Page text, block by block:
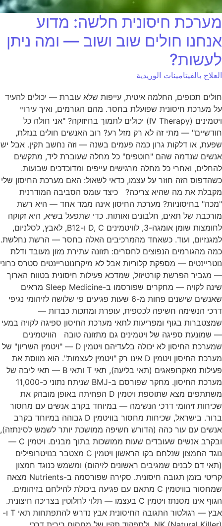
מערכת חיסונית חלשה: מדוע
אנחנו חולים שוב ושוב — ומה ניתן
לעשות?
العلاج بالفيتامينات الوريدية
חולים תכופים, החלמה איטית, עייפות שלא עוברת — יכולים להעיד
על מערכת חיסונית שפועלת בחסר. מהם הגורמים, ואיך עירויי
ויטמינים (IV Therapy) יכולים לתמוך בחיזוקה? "אני חולה כל
חודשיים" — מתי זה לא רק מזל רע? רוב האנשים חולים בנזלת,
שפעת, או דלקות גרון כמה פעמים בשנה — וזה נחשב תקין. אבל יש
אנשים שנדמה שהם "חוטפים" כל מחלה שעוברת ליד, מתקשים
להחלים, ואחרי כל מחלה מרגישים עייפים ומדוכדכים שבועות.
כשהדפוס הזה חוזר על עצמו, כדאי לשאול: האם מערכת החיסון שלי
מקבלת את מה שהיא צריכה? כיצד עומס הסביבה המודרנית
"מכה" בחיסוניות? מערכת החיסון אינה ממד אחד — היא רשת
מורכבת של תאים, חלבונים ואותות. כדי שתפעל בשיא, היא זקוקה
לחומצות שומן אומגה-3, לוויטמינים D, C ו-B12, לאבץ, לסלניום,
למגנזיום, ועוד. כשאחד מהמרכיבים האלה בחסר — הרשת נחלשת.
כמה מהגורמים הנפוצים לחסרים: תזונה עתירת מזון מעובד ודלת
נוטריינטים — מספקת קלוריות אבל לא מיקרונוטריינטים סטרס כרוני
— מגביר הפרשת קורטיזול, שמדכא פעילות חיסונית בטווח הארוך
שינה לקויה — מחקרים שפורסמו ב-Sleep Medicine מראים
שאנשים שישנים פחות מ-6 שעות פגיעים פי שלושה לזיהומי נגיפי
דרכי הנשימה חשיפה לכספית, עופרת ומתכות כבדות —
שמצטברות בגוף ומפריעות לתאי מערכת החיסון ספיגה לקויה במעי
— שמונעת ספיגה של ויטמינים גם מתזונה טובה הוויטמינים
שמערכת החיסון לא יכולה בלעדיהם ויטמין D — "ויטמין השריון" של
מערכת החיסון ויטמין D אינו רק "ויטמין לעצמות". הוא מווסת את
פעילות מאקרופאגים (תאי בליעה), תאי T ותאי B — תאי ליבה של
מערכת החיסון. מחקר שפורסם ב-BMJ שניתח נתוני כ-11,000
משתתפים מצא שתוספת ויטמין D הפחיתה באופן מובהק את
שכיחות זיהומי דרכי הנשימה — במיוחד בקרב אנשים עם מחסור
ברור. בישראל, שכיחות מחסור בוויטמין D גבוהה במיוחד בקרב
אנשים עם עור כהה (הדורש חשיפה ממושכת יותר לשמש לסינתזה),
ובקרב אנשים שעובדים שעות ממושכות בתוך מבנים. ויטמין C —
נוגד החמצון שנלחם בקו הראשון ויטמין C מצטבר בנויטרופילים
(תאי דם לבנים שמגיבים ראשונים לזיהום) ומשמש כנוגד חמצון
קריטי בזמן תגובה חיסונית. סקירה שפורסמה ב-Nutrients מצאה
שמחסור בוויטמין C מתאם עם פגיעה ביכולת להילחם בזיהומים.
הגוף אינו מסנתז ויטמין C בעצמו — תלוי לחלוטין בצריכה חיצונית.
אבץ — רגולטור התגובה החיסונית אבץ נדרש להתפתחות תאי T ו-